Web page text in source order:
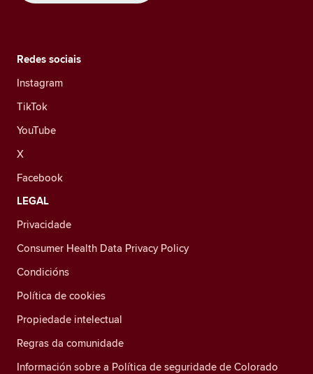
Redes sociais
Instagram
TikTok
YouTube
X
Facebook
LEGAL
Privacidade
Consumer Health Data Privacy Policy
Condicións
Política de cookies
Propiedade intelectual
Regras da comunidade
Información sobre a Política de seguridade de Colorado